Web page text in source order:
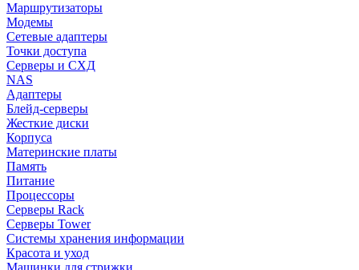
Маршрутизаторы
Модемы
Сетевые адаптеры
Точки доступа
Серверы и СХД
NAS
Адаптеры
Блейд-серверы
Жесткие диски
Корпуса
Материнские платы
Память
Питание
Процессоры
Серверы Rack
Серверы Tower
Системы хранения информации
Красота и уход
Машинки для стрижки